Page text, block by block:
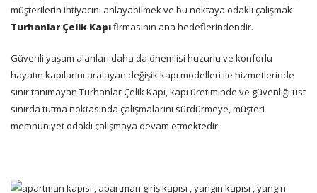
müşterilerin ihtiyacını anlayabilmek ve bu noktaya odaklı çalışmak
Turhanlar Çelik Kapıfirmasının ana hedeflerindendir.
Güvenli yaşam alanları daha da önemlisi huzurlu ve konforlu
hayatın kapılarını aralayan değişik kapı modelleri ile hizmetlerinde
sınır tanımayan Turhanlar Çelik Kapı, kapı üretiminde ve güvenliği üst
sınırda tutma noktasında çalışmalarını sürdürmeye, müşteri
memnuniyet odaklı çalışmaya devam etmektedir.